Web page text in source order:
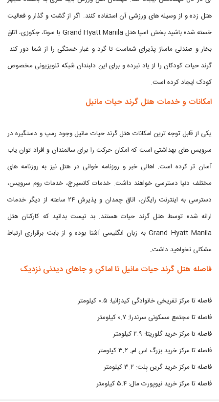
هتل زده و از وسیله های ورزشی آن استفاده کنند. اگر از گشت و گذار و فعالیت
خسته شده باشید بخش اسپا هتل Grand Hyatt Manila با سونا، جکوزی، اتاق
بخار و صندلی ماساژ پذیرای شماست تا گرد و غبار خستگی را از شما دور کند.
گرند حیات کودکان را از یاد نبرده و برای این دلبندان شبکه تلویزیونی مخصوص
کودک ایجاد کرده است.
امکانات و خدمات هتل گرند حیات مانیل
یکی از قابل توجه ترین امکانات هتل گرند حیات مانیل وجود رمپ و دستگیره در
سرویس های بهداشتی است که امکان حرکت را برای سالمندان و افراد توان یاب
آسان تر کرده است. اهالی خبر و روزنامه خوانی در هتل نیز به روزنامه های
مختلف دنیا دسترسی خواهند داشت. خدمات کانسیرج، خدمات روم سرویس،
دسترسی به اینترنت رایگان، اتاق چمدان و پذیرش ۲۴ ساعته از دیگر خدمات
ارائه شده توسط هتل گرند حیات هستند. بد نیست بدانید که کارکنان هتل
Grand Hyatt Manila به زبان انگلیسی آشنا بوده و از بابت برقراری ارتباط
مشکلی نخواهید داشت.
فاصله هتل گرند حیات مانیل تا اماکن و جاهای دیدنی نزدیک
فاصله تا مرکز تفریخی خانوادگی کیدزانیا: ۰.۵ کیلومتر
فاصله تا مجتمع مسکونی سرندرا: ۰.۷ کیلومتر
فاصله تا مرکز خرید گلوریتا: ۲.۹ کیلومتر
فاصله تا مرکز خرید بزرگ اس ام: ۳.۲ کیلومتر
فاصله تا مرکز خرید گرین بِلت: ۳.۲ کیلومتر
فاصله تا مرکز خرید نیوپورت مال: ۵.۴ کیلومتر